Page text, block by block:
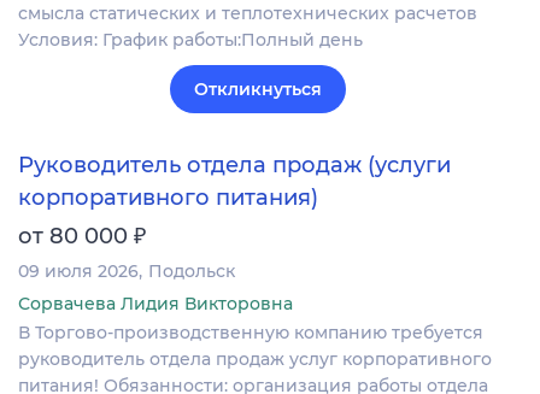
смысла статических и теплотехнических расчетов
Условия: График работы:Полный день
Откликнуться
Руководитель отдела продаж (услуги
корпоративного питания)
от 80 000 ₽
09 июля 2026 Подольск
Сорвачева Лидия Викторовна
В Торгово-производственную компанию требуется
руководитель отдела продаж услуг корпоративного
питания! Обязанности: организация работы отдела